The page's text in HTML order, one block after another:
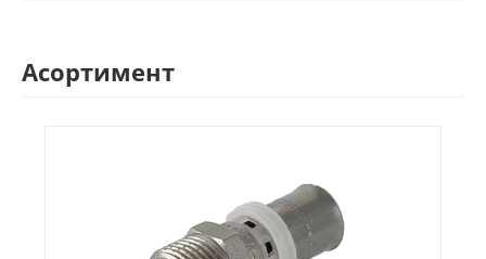
Асортимент